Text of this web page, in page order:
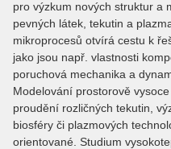
pro výzkum nových struktur a
pevných látek, tekutin a
mikroprocesů otvírá cestu k
jako jsou např. vlastnosti
poruchová mechanika a
Modelování prostorově
proudění rozličných tekutin,
biosféry či plazmových
orientované. Studium